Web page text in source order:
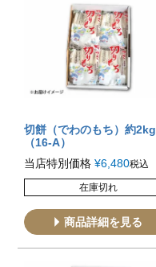
切餅（でわのもち）約2kg
（16-A）
当店特別価格 ¥6,480税込
在庫切れ
商品詳細を見る